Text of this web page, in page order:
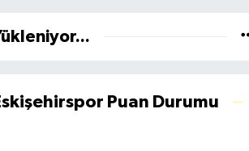
Puan Durumu